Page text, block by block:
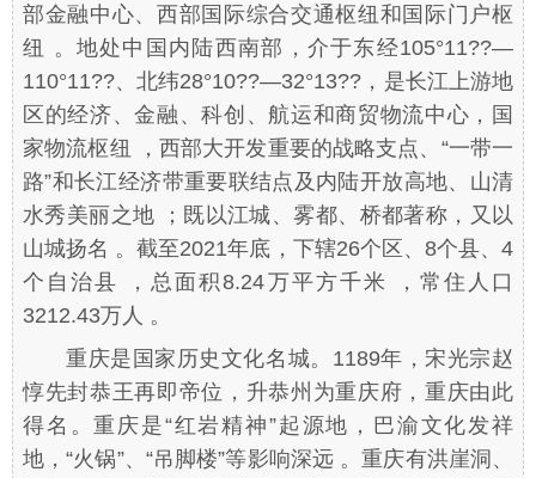
部金融中心、西部国际综合交通枢纽和国际门户枢
纽 。地处中国内陆西南部，介于东经105°11??—
110°11??、北纬28°10??—32°13??，是长江上游地
区的经济、金融、科创、航运和商贸物流中心，国
家物流枢纽 ，西部大开发重要的战略支点、“一带一
路”和长江经济带重要联结点及内陆开放高地、山清
水秀美丽之地 ；既以江城、雾都、桥都著称，又以
山城扬名 。截至2021年底，下辖26个区、8个县、4
个自治县 ，总面积8.24万平方千米 ，常住人口
3212.43万人 。
重庆是国家历史文化名城。1189年，宋光宗赵
惇先封恭王再即帝位，升恭州为重庆府，重庆由此
得名。重庆是“红岩精神”起源地，巴渝文化发祥
地，“火锅”、“吊脚楼”等影响深远 。重庆有洪崖洞、